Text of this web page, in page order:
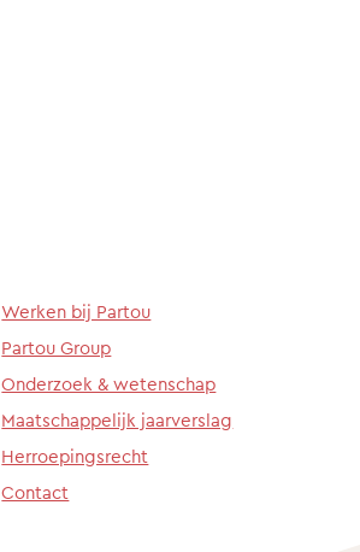
Werken bij Partou
Partou Group
Onderzoek & wetenschap
Maatschappelijk jaarverslag
Herroepingsrecht
Contact